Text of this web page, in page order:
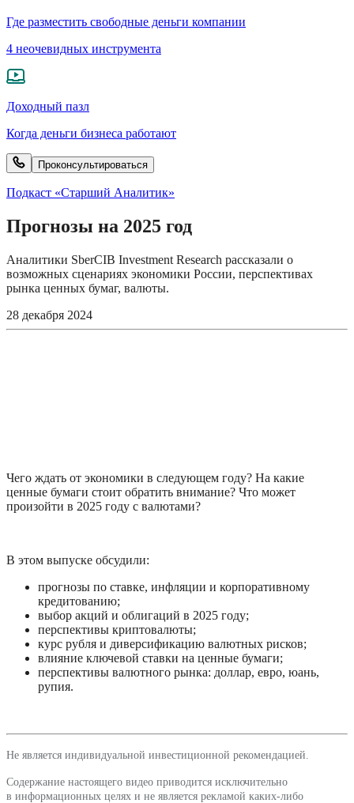
Где разместить свободные деньги компании
4 неочевидных инструмента
Доходный пазл
Когда деньги бизнеса работают
Проконсультироваться
Подкаст «Старший Аналитик»
Прогнозы на 2025 год
Аналитики SberCIB Investment Research рассказали о
возможных сценариях экономики России, перспективах
рынка ценных бумаг, валюты.
28 декабря 2024
Чего ждать от экономики в следующем году? На какие
ценные бумаги стоит обратить внимание? Что может
произойти в 2025 году с валютами?
В этом выпуске обсудили:
прогнозы по ставке, инфляции и корпоративному
кредитованию;
выбор акций и облигаций в 2025 году;
перспективы криптовалюты;
курс рубля и диверсификацию валютных рисков;
влияние ключевой ставки на ценные бумаги;
перспективы валютного рынка: доллар, евро, юань,
рупия.
Не является индивидуальной инвестиционной рекомендацией.
Содержание настоящего видео приводится исключительно
в информационных целях и не является рекламой каких-либо